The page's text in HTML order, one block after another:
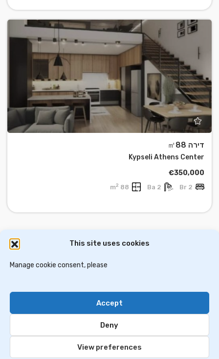
This site uses cookies
Manage cookie consent, please
Accept
Deny
View preferences
דירה ㎡88
Kypseli Athens Center
€350,000
2 Br
2 Ba
88 m
2
Privacy Policy
Contact Us
© 2024 greekim.co.il. All Rights Reserved